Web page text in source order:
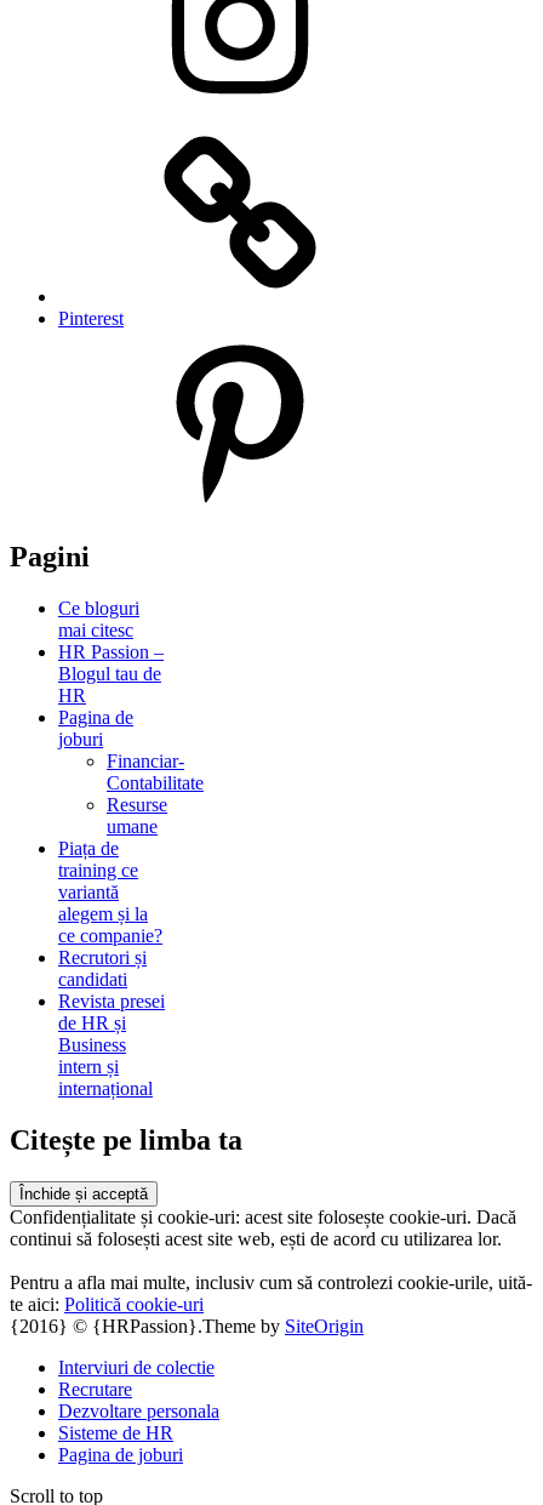
Pinterest
Pagini
Ce bloguri
mai citesc
HR Passion –
Blogul tau de
HR
Pagina de
joburi
Financiar-
Contabilitate
Resurse
umane
Piața de
training ce
variantă
alegem și la
ce companie?
Recrutori și
candidati
Revista presei
de HR și
Business
intern și
internațional
Citește pe limba ta
Confidențialitate și cookie-uri: acest site folosește cookie-uri. Dacă
continui să folosești acest site web, ești de acord cu utilizarea lor.
Pentru a afla mai multe, inclusiv cum să controlezi cookie-urile, uită-
te aici: Politică cookie-uri
{2016} © {HRPassion}.Theme by SiteOrigin
Interviuri de colectie
Recrutare
Dezvoltare personala
Sisteme de HR
Pagina de joburi
Scroll to top